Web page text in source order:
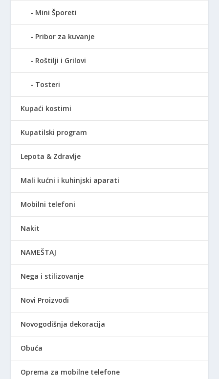
Mini Šporeti
Pribor za kuvanje
Roštilji i Grilovi
Tosteri
Kupaći kostimi
Kupatilski program
Lepota & Zdravlje
Mali kućni i kuhinjski aparati
Mobilni telefoni
Nakit
NAMEŠTAJ
Nega i stilizovanje
Novi Proizvodi
Novogodišnja dekoracija
Obuća
Oprema za mobilne telefone